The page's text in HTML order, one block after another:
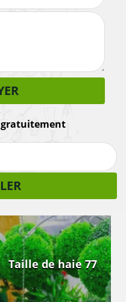
gratuitement
Taille de haie 77